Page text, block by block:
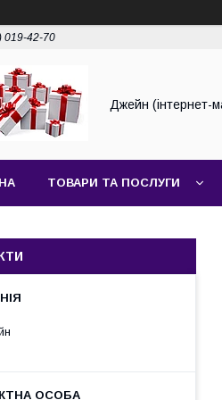
019-42-70
Джейн (інтернет-
ТОВАРИ ТА ПОСЛУГИ